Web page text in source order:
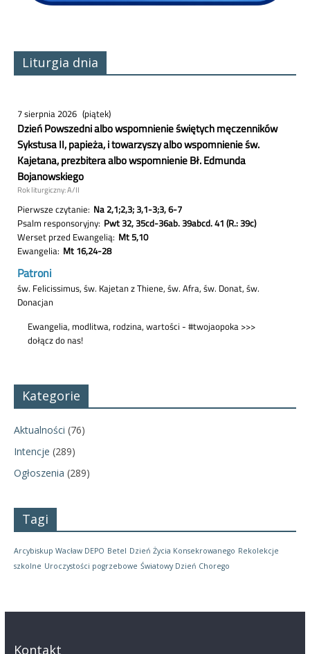
Liturgia dnia
Kategorie
Aktualności (76)
Intencje (289)
Ogłoszenia (289)
Tagi
Arcybiskup Wacław DEPO Betel Dzień Życia Konsekrowanego Rekolekcje
szkolne Uroczystości pogrzebowe Światowy Dzień Chorego
Kontakt